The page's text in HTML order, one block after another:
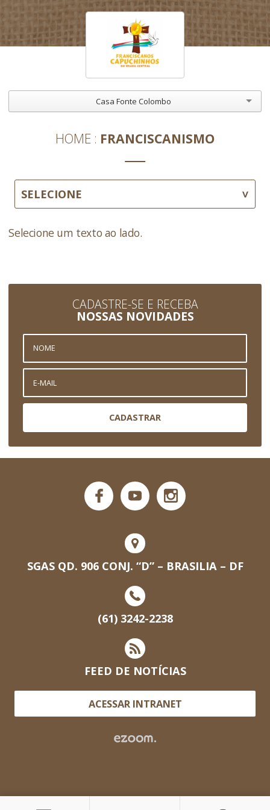
Casa Fonte Colombo
HOME FRANCISCANISMO
SELECIONE
Selecione um texto ao lado.
CADASTRE-SE E RECEBA
NOSSAS NOVIDADES
CADASTRAR
SGAS QD. 906 CONJ. “D” – BRASILIA – DF
(61) 3242-2238
FEED DE NOTÍCIAS
ACESSAR INTRANET